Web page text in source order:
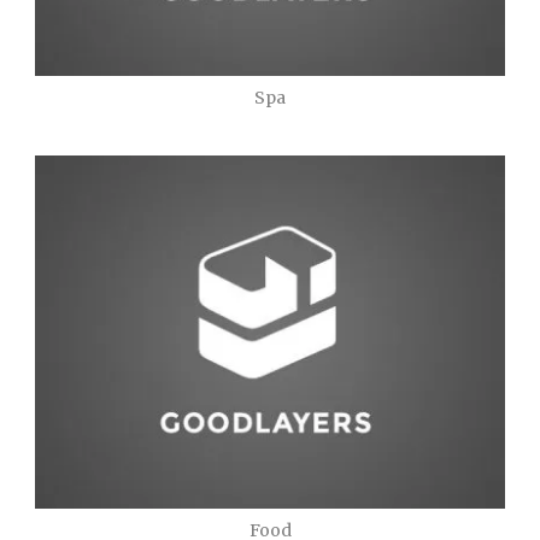
Spa
Food